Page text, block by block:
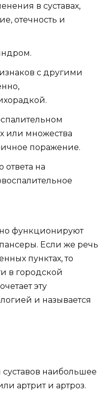
в суставах,
отечность и
с другими
или множества
поражение.
ответа на
функционируют
Если же речь
пунктах, то
в городской
эту
и называется
наибольшее
артрит и артроз.